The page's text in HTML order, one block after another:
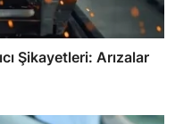
Şikayetleri: Arızalar